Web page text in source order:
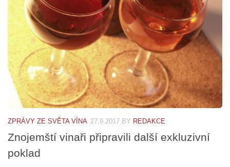
ZPRÁVY ZE SVĚTA VÍNA 27.9.2017 BY REDAKCE
Znojemští vinaři připravili další exkluzivní
poklad